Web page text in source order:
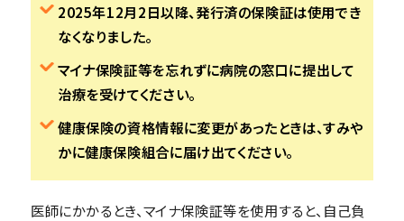
2025年12月2日以降、発行済の保険証は使用でき
なくなりました。
マイナ保険証等を忘れずに病院の窓口に提出して
治療を受けてください。
健康保険の資格情報に変更があったときは、すみや
かに健康保険組合に届け出てください。
医師にかかるとき、マイナ保険証等を使用すると、自己負